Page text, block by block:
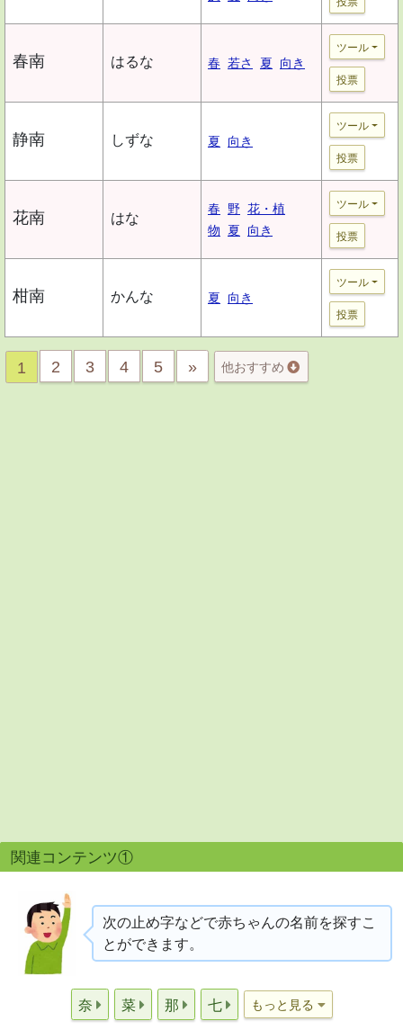
春南 はるな 春 若さ 夏 向き
ツール
投票
静南 しずな 夏 向き
ツール
投票
花南 はな
春 野 花・植
物
夏 向き
ツール
投票
柑南 かんな 夏 向き
ツール
投票
1 2 3 4 5 » 他おすすめ
関連コンテンツ①
次の止め字などで赤ちゃんの名前を探すこ
とができます。
奈 菜 那 七 もっと見る